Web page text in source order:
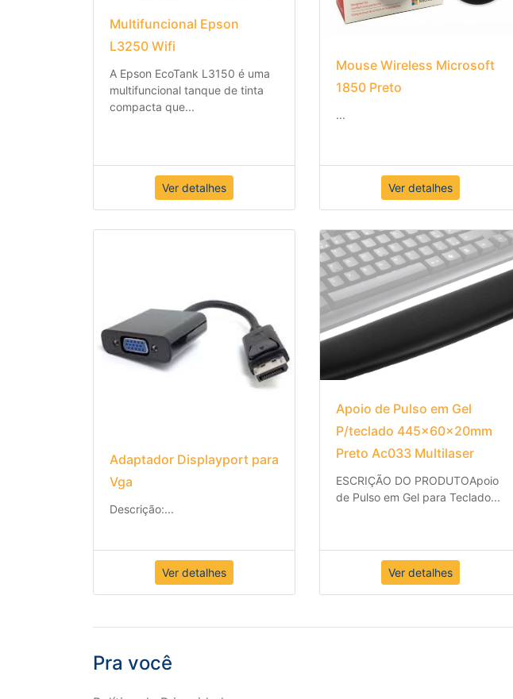
Multifuncional Epson
L3250 Wifi
A Epson EcoTank L3150 é uma
multifuncional tanque de tinta
compacta que...
Ver detalhes
Mouse Wireless Microsoft
1850 Preto
...
Ver detalhes
Adaptador Displayport para
Vga
Descrição:...
Ver detalhes
Apoio de Pulso em Gel
P/teclado 445x60x20mm
Preto Ac033 Multilaser
ESCRIÇÃO DO PRODUTOApoio
de Pulso em Gel para Teclado...
Ver detalhes
Pra você